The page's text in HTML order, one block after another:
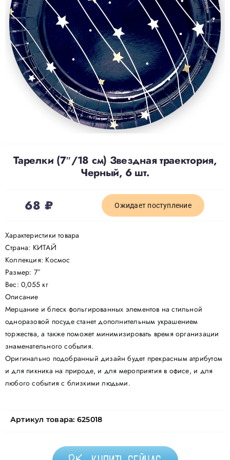
Доставка
О нас
Отзывы
Политика конфиденциальности
Тарелки (7″/18 см) Звездная траектория,
Черный, 6 шт.
68 ₽ Ожидает поступление
Характеристики товара
Страна: КИТАЙ
Коллекция: Космос
Размер: 7″
Вес: 0,055 кг
Описание
Мерцание и блеск фольгированных элементов на стильной
одноразовой посуде станет дополнительным украшением
торжества, а также поможет минимизировать время организации
знаменательного события.
Оригинально подобранный дизайн будет прекрасным атрибутом
и для пикника на природе, и для мероприятия в офисе, и для
любого события с близкими людьми.
Артикул товара: 625018